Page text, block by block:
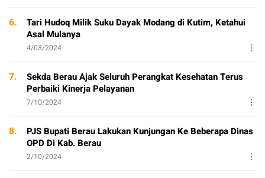
6.
Tari Hudoq Milik Suku Dayak Modang di Kutim, Ketahui
Asal Mulanya
4/03/2024
7.
Sekda Berau Ajak Seluruh Perangkat Kesehatan Terus
Perbaiki Kinerja Pelayanan
7/10/2024
8.
PJS Bupati Berau Lakukan Kunjungan Ke Beberapa Dinas
OPD Di Kab. Berau
2/10/2024